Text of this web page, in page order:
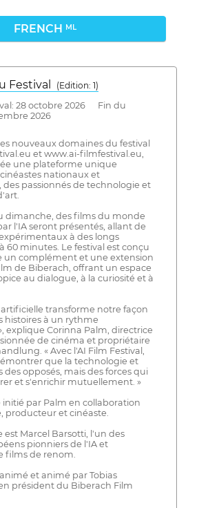
FRENCH ML
Festival
( Edition: 1)
28 octobre 2026 Fin du
2026
nouveaux domaines du festival
et www.ai-filmfestival.eu,
une plateforme unique
nationaux et
passionnés de technologie et
dimanche, des films du monde
l'IA seront présentés, allant de
à des longs
60 minutes. Le festival est conçu
un complément et une extension
de Biberach, offrant un espace
au dialogue, à la curiosité et à
transforme notre façon
histoires à un rythme
explique Corinna Palm, directrice
de cinéma et propriétaire
« Avec l'AI Film Festival,
que la technologie et
des opposés, mais des forces qui
et s'enrichir mutuellement. »
initié par Palm en collaboration
producteur et cinéaste.
est Marcel Barsotti, l'un des
pionniers de l'IA et
films de renom.
et animé par Tobias
président du Biberach Film